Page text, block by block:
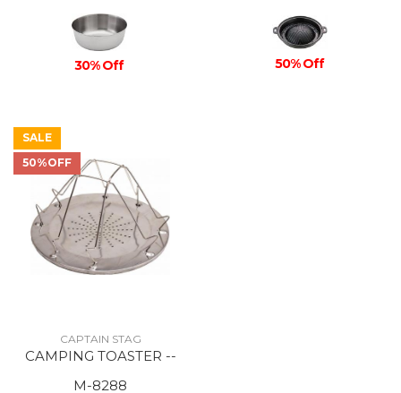
30% Off 50% Off
SALE
50%OFF
CAPTAIN STAG
CAMPING TOASTER --
M-8288